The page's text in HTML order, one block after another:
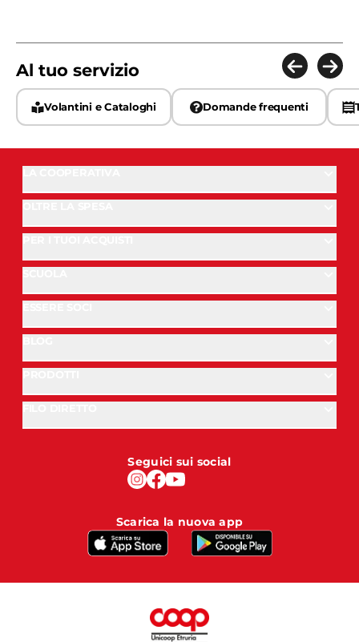
Al tuo servizio
Volantini e Cataloghi Domande frequenti
Seguici sui social
Scarica la nuova app